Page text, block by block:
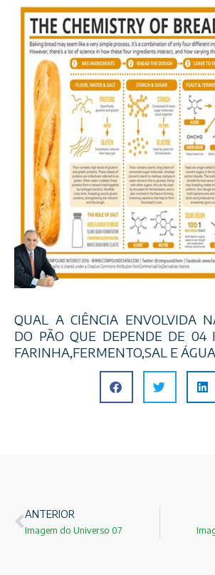
QUAL A CIÊNCIA ENVOLVIDA
DO PÃO QUE DEPENDE DE 04
FARINHA,FERMENTO,SAL E
ANTERIOR
Imagem do Universo 07